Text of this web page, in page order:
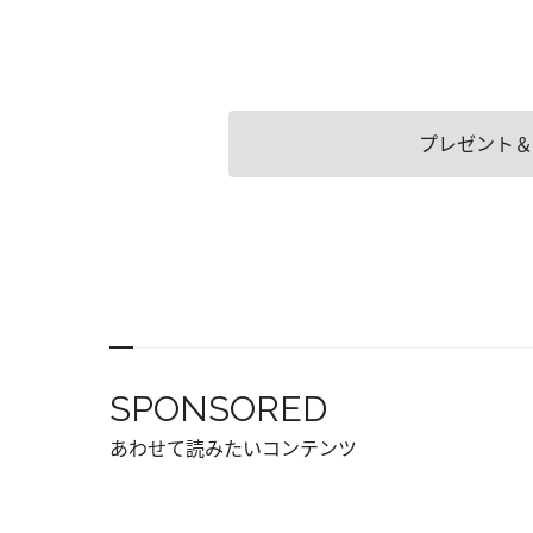
プレゼント
SPONSORED
あわせて読みたいコンテンツ